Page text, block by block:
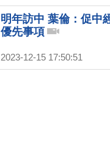
明年訪中 葉倫：促中
優先事項
2023-12-15 17:50:51